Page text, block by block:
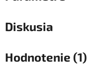
Diskusia
Hodnotenie (1)